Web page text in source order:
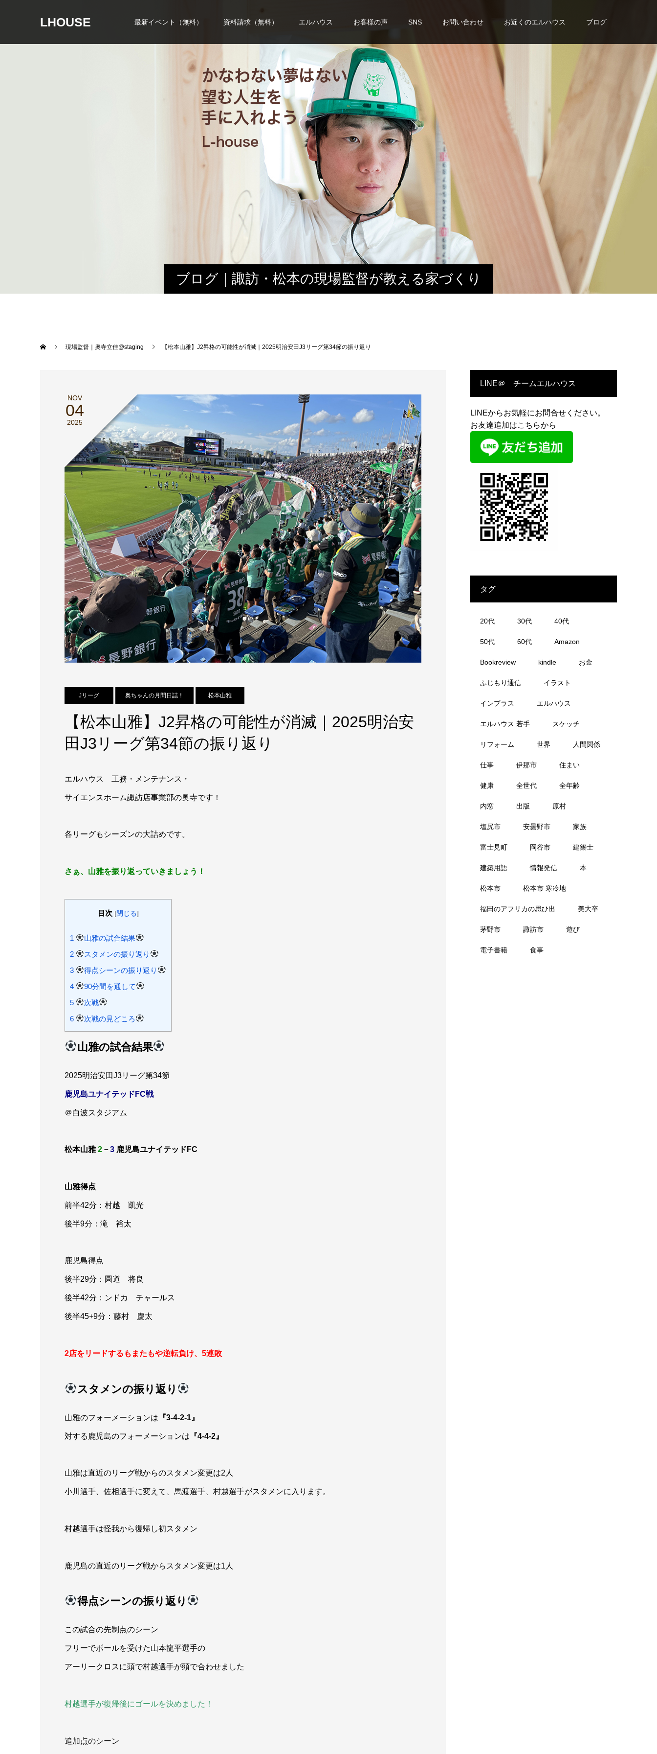
LHOUSE 最新イベント（無料） 資料請求（無料） エルハウス お客様の声 SNS お問い合わせ お近くのエルハウス ブログ
ブログ｜諏訪・松本の現場監督が教える家づくり
現場監督｜奥寺立佳@staging 【松本山雅】J2昇格の可能性が消滅｜2025明治安田J3リーグ第34節の振り返り
NOV
04
2025
Jリーグ 奥ちゃんの月間日誌！ 松本山雅
【松本山雅】J2昇格の可能性が消滅｜2025明治安
田J3リーグ第34節の振り返り
エルハウス 工務・メンテナンス・
サイエンスホーム諏訪店事業部の奥寺です！
各リーグもシーズンの大詰めです。
さぁ、山雅を振り返っていきましょう！
目次 [閉じる]
1
山雅の試合結果
2
スタメンの振り返り
3
得点シーンの振り返り
4
90分間を通して
5
次戦
6
次戦の見どころ
山雅の試合結果
2025明治安田J3リーグ第34節
鹿児島ユナイテッドFC戦
＠白波スタジアム
松本山雅2 －3 鹿児島ユナイテッドFC
山雅得点
前半42分：村越 凱光
後半9分：滝 裕太
鹿児島得点
後半29分：圓道 将良
後半42分：ンドカ チャールス
後半45+9分：藤村 慶太
2店をリードするもまたもや逆転負け、5連敗
スタメンの振り返り
山雅のフォーメーションは 『3-4-2-1』
対する鹿児島のフォーメーションは 『4-4-2』
山雅は直近のリーグ戦からのスタメン変更は2人
小川選手、佐相選手に変えて、馬渡選手、村越選手がスタメンに入ります。
村越選手は怪我から復帰し初スタメン
鹿児島の直近のリーグ戦からスタメン変更は1人
得点シーンの振り返り
この試合の先制点のシーン
フリーでボールを受けた山本龍平選手の
アーリークロスに頭で村越選手が頭で合わせました
村越選手が復帰後にゴールを決めました！
追加点のシーン
LINE＠ チームエルハウス
LINEからお気軽にお問合せください。
お友達追加はこちらから
タグ
20代 30代 40代
50代 60代 Amazon
Bookreview kindle お金
ふじもり通信 イラスト
インプラス エルハウス
エルハウス 若手 スケッチ
リフォーム 世界 人間関係
仕事 伊那市 住まい
健康 全世代 全年齢
内窓 出版 原村
塩尻市 安曇野市 家族
富士見町 岡谷市 建築士
建築用語 情報発信 本
松本市 松本市 寒冷地
福田のアフリカの思ひ出 美大卒
茅野市 諏訪市 遊び
電子書籍 食事